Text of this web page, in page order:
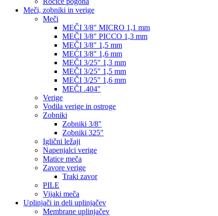
Meči, zobniki in verige
Meči
MEČI 3/8" MICRO 1,1 mm
MEČI 3/8" PICCO 1,3 mm
MEČI 3/8" 1,5 mm
MEĆI 3/8" 1,6 mm
MEČI 3/25" 1,3 mm
MEČI 3/25" 1,5 mm
MEČI 3/25" 1,6 mm
MEČI .404"
Verige
Vodila verige in ostroge
Zobniki
Zobniki 3/8"
Zobniki 325"
Iglični ležaji
Napenjalci verige
Matice meča
Zavore verige
Traki zavor
PILE
Vijaki meča
Uplinjači in deli uplinjačev
Membrane uplinjačev